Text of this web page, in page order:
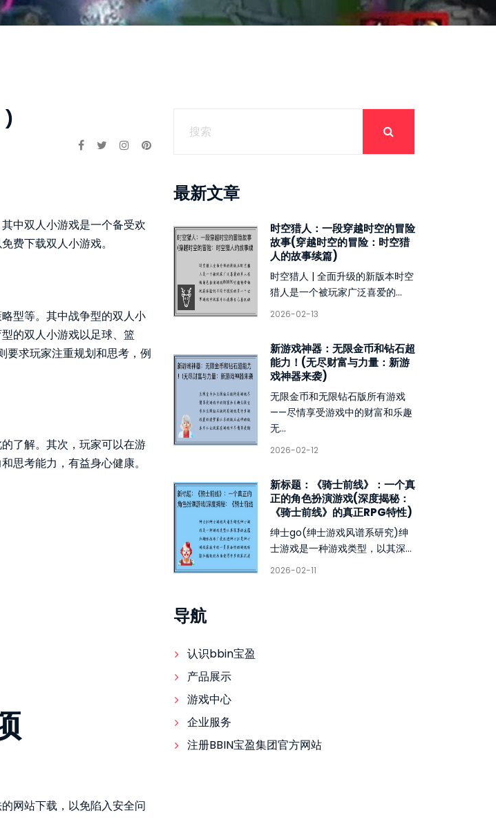
)
中双人小游戏是一个备受欢
费下载双人小游戏。
型等。其中战争型的双人小
的双人小游戏以足球、篮
要求玩家注重规划和思考，例
了解。其次，玩家可以在游
思考能力，有益身心健康。
网站下载，以免陷入安全问
最新文章
时空猎人：一段穿越时空的冒险
故事(穿越时空的冒险：时空猎
人的故事续篇)
时空猎人 | 全面升级的新版本时空
猎人是一个被玩家广泛喜爱的...
2026-02-13
新游戏神器：无限金币和钻石超
能力！(无尽财富与力量：新游
戏神器来袭)
无限金币和无限钻石版所有游戏
——尽情享受游戏中的财富和乐趣
无...
2026-02-12
新标题：《骑士前线》：一个真
正的角色扮演游戏(深度揭秘：
《骑士前线》的真正RPG特性)
绅士go(绅士游戏风谱系研究)绅
士游戏是一种游戏类型，以其深...
2026-02-11
导航
认识bbin宝盈
产品展示
游戏中心
企业服务
注册BBIN宝盈集团官方网站